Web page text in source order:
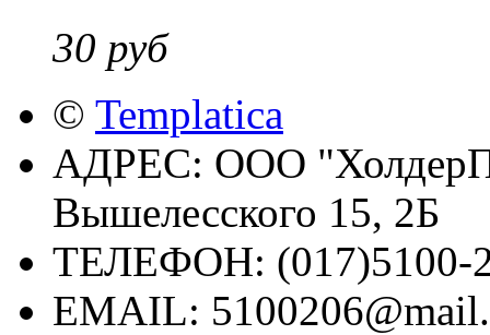
30 руб
© Templatica
АДРЕС: ООО
Вышелесского 15, 2Б
ТЕЛЕФОН: (017)5100-
EMAIL: